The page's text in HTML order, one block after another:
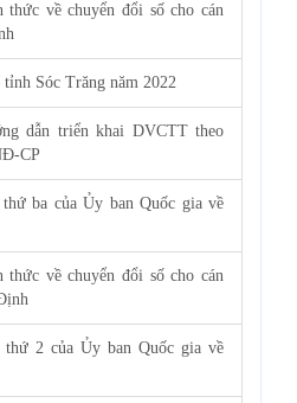
về chuyển đổi số cho cán
Sóc Trăng năm 2022
dẫn triển khai DVCTT theo
CP
ba của Ủy ban Quốc gia về
về chuyển đổi số cho cán
2 của Ủy ban Quốc gia về